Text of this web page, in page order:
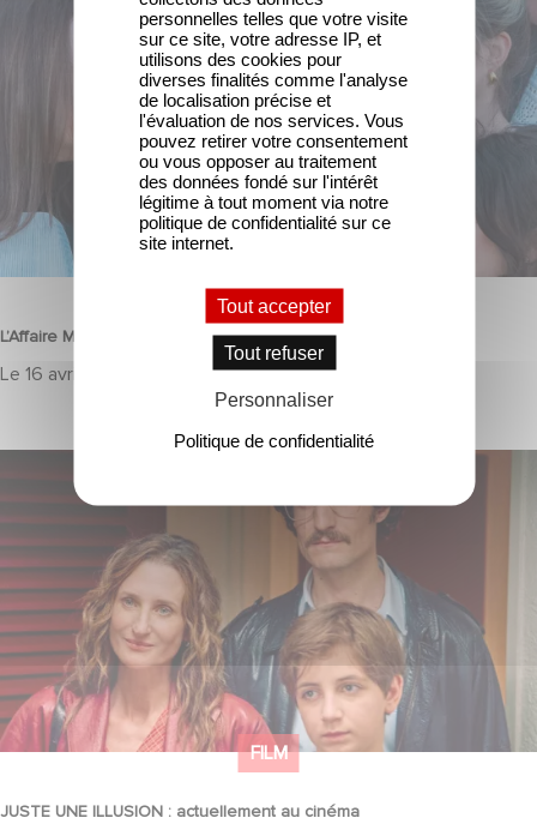
L’Affaire Marie‑Claire en sélection officielle à Cannes
Le 16 avril 2026
FILM
JUSTE UNE ILLUSION : actuellement au cinéma
personnelles telles que votre visite
sur ce site, votre adresse IP, et
utilisons des cookies pour
diverses finalités comme l'analyse
de localisation précise et
l'évaluation de nos services. Vous
pouvez retirer votre consentement
ou vous opposer au traitement
des données fondé sur l'intérêt
légitime à tout moment via notre
politique de confidentialité sur ce
site internet.
Tout accepter
Tout refuser
Personnaliser
Politique de confidentialité